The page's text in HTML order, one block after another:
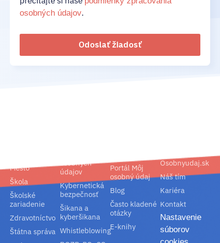
osobných údajov.
Odoslať žiadosť
Mesto
Škola
Školské
zariadenie
Zdravotníctvo
Štátna správa
osobných
údajov
Kybernetická
bezpečnosť
Šikana a
kyberšikana
Whistleblowing
Portál Môj
osobný údaj
Blog
Často kladené
otázky
E-knihy
Osobnyudaj.sk
Náš tím
Kariéra
Kontakt
Nastavenie
súborov